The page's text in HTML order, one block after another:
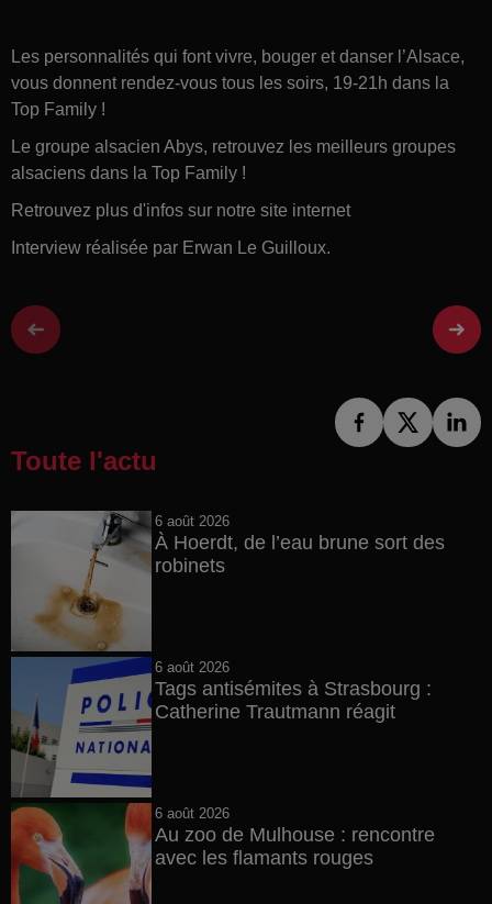
Les personnalités qui font vivre, bouger et danser l’Alsace,
vous donnent rendez-vous tous les soirs, 19-21h dans la
Top Family !
Le groupe alsacien Abys, retrouvez les meilleurs groupes
alsaciens dans la Top Family !
Retrouvez plus d'infos sur notre site internet
Interview réalisée par Erwan Le Guilloux.
Toute l'actu
6 août 2026
À Hoerdt, de l’eau brune sort des
robinets
6 août 2026
Tags antisémites à Strasbourg :
Catherine Trautmann réagit
6 août 2026
Au zoo de Mulhouse : rencontre
avec les flamants rouges